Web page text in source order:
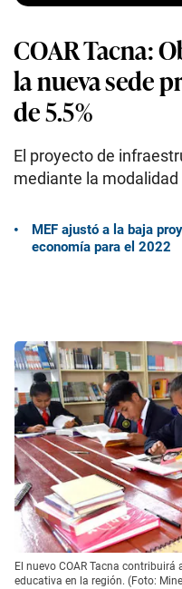
COAR Tacna:
la nueva sede
de 5.5%
El proyecto de
mediante la
MEF ajustó a la baja
economía para el 2022
El nuevo COAR Tacna
educativa en la región. (Foto: